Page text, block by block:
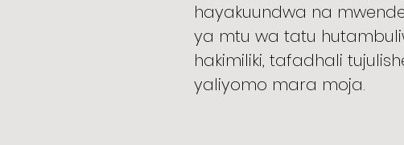
hayakuundwa na
ya mtu wa tatu
hakimiliki, tafadhali
yaliyomo mara moja.